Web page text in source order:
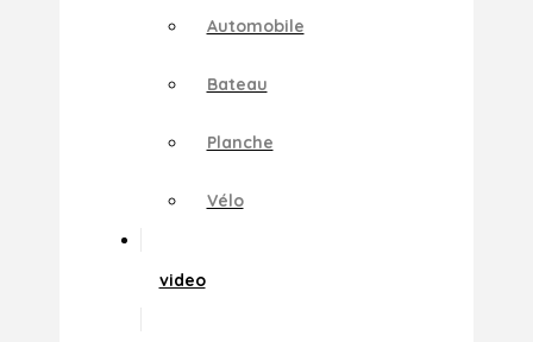
Automobile
Bateau
Planche
Vélo
video